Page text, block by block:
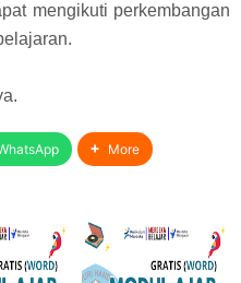
mengikuti perkembangan
More